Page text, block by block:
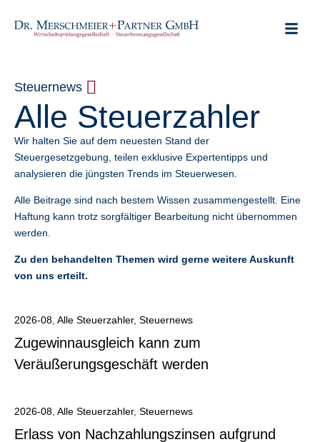
Steuernews
Alle Steuerzahler
Wir halten Sie auf dem neuesten Stand der
Steuergesetzgebung, teilen exklusive Expertentipps und
analysieren die jüngsten Trends im Steuerwesen.
Alle Beitrage sind nach bestem Wissen zusammengestellt. Eine
Haftung kann trotz sorgfältiger Bearbeitung nicht übernommen
werden.
Zu den behandelten Themen wird gerne weitere Auskunft
von uns erteilt.
2026-08 Alle Steuerzahler, Steuernews
Zugewinnausgleich kann zum
Veräußerungsgeschäft werden
2026-08 Alle Steuerzahler, Steuernews
Erlass von Nachzahlungszinsen aufgrund